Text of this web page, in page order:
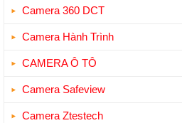
Camera 360 DCT
Camera Hành Trình
CAMERA Ô TÔ
Camera Safeview
Camera Ztestech